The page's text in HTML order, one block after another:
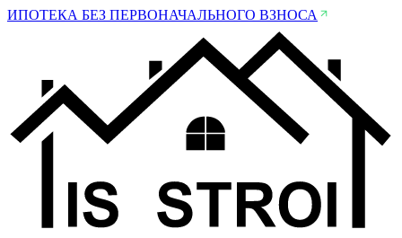
ИПОТЕКА БЕЗ ПЕРВОНАЧАЛЬНОГО ВЗНОСА